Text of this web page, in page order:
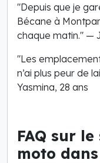
"Depuis que je
Bécane à
chaque matin." —
"Les
n’ai plus peur de
Yasmina, 28 ans
FAQ sur
moto